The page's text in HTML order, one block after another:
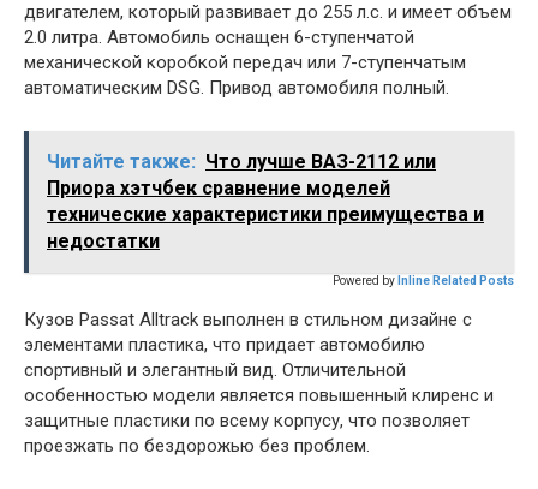
двигателем, который развивает до 255 л.с. и имеет объем
2.0 литра. Автомобиль оснащен 6-ступенчатой
механической коробкой передач или 7-ступенчатым
автоматическим DSG. Привод автомобиля полный.
Читайте также: Что лучше ВАЗ-2112 или
Приора хэтчбек сравнение моделей
технические характеристики преимущества и
недостатки
Powered by Inline Related Posts
Кузов Passat Alltrack выполнен в стильном дизайне с
элементами пластика, что придает автомобилю
спортивный и элегантный вид. Отличительной
особенностью модели является повышенный клиренс и
защитные пластики по всему корпусу, что позволяет
проезжать по бездорожью без проблем.